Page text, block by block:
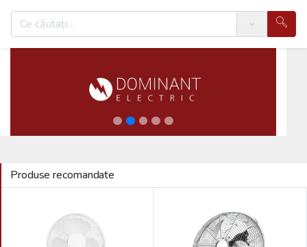
Search
Produse recomandate